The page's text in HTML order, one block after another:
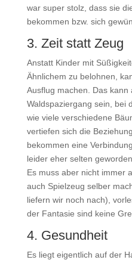
war super stolz, dass sie
bekommen bzw. sich
3. Zeit statt Zeug
Anstatt Kinder mit
Ähnlichem zu belohnen,
Ausflug machen. Das kann
Waldspaziergang sein, bei
wie viele verschiedene
vertiefen sich die
bekommen eine
leider eher selten
Es muss aber nicht immer
auch Spielzeug selber
liefern wir noch nach),
der Fantasie sind keine
4. Gesundheit
Es liegt eigentlich auf der